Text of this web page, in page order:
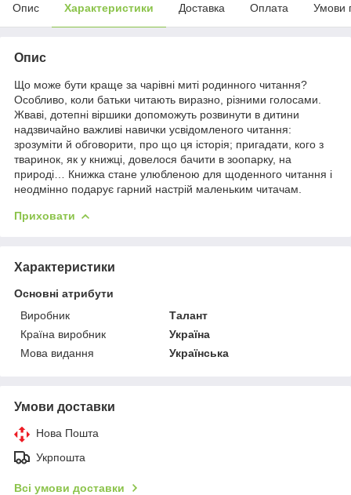
Опис Характеристики Доставка Оплата Умови
Опис
Що може бути краще за чарівні миті родинного читання?
Особливо, коли батьки читають виразно, різними голосами.
Жваві, дотепні віршики допоможуть розвинути в дитини
надзвичайно важливі навички усвідомленого читання:
зрозуміти й обговорити, про що ця історія; пригадати, кого з
тваринок, як у книжці, довелося бачити в зоопарку, на
природі… Книжка стане улюбленою для щоденного читання і
неодмінно подарує гарний настрій маленьким читачам.
Приховати
Характеристики
Основні атрибути
Виробник
Талант
Країна виробник
Україна
Мова видання
Українська
Умови доставки
Нова Пошта
Укрпошта
Всі умови доставки